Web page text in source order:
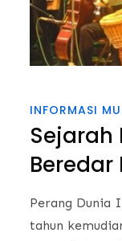
INFORMASI
Sejarah
Beredar
Perang Dunia
tahun